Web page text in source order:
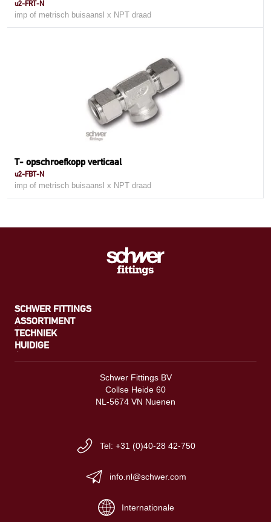
u2-FRT-N
imp of metrisch buisaansl x NPT draad
T- opschroefkopp verticaal
u2-FBT-N
imp of metrisch buisaansl x NPT draad
SCHWER FITTINGS
ASSORTIMENT
TECHNIEK
HUIDIGE
Schwer Fittings BV
Collse Heide 60
NL-5674 VN Nuenen
Tel: +31 (0)40-28 42-750
info.nl@schwer.com
Internationale